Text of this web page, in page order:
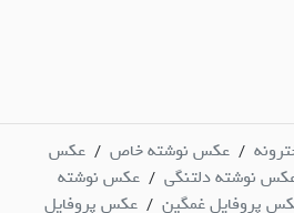
/ عکس نوشته خاص / عکس
نوشته دلتنگی / عکس نوشته
پروفایل غمگین / عکس پروفایل